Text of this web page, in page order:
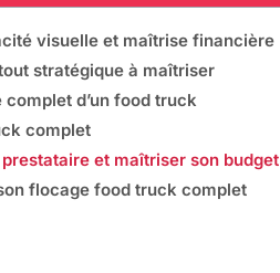
visuelle et maîtrise financière
stratégique à maîtriser
d’un food truck
complet
et maîtriser son budget
flocage food truck complet